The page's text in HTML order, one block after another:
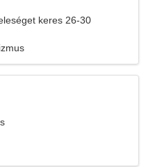
keres 26-30